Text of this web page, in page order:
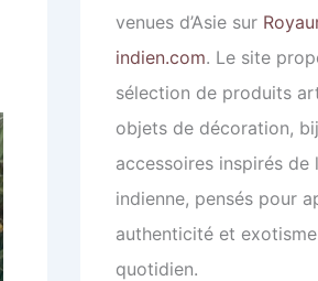
venues d’Asie sur
indien.com. Le site
sélection de produits
objets de décoration,
accessoires inspirés de
indienne, pensés pour
authenticité et
quotidien.